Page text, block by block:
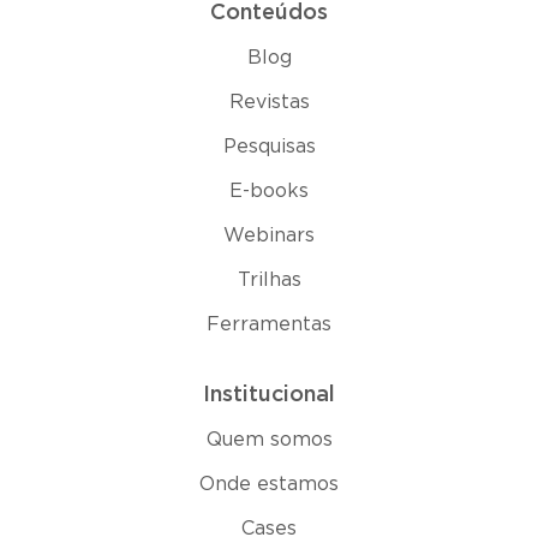
Conteúdos
Blog
Revistas
Pesquisas
E-books
Webinars
Trilhas
Ferramentas
Institucional
Quem somos
Onde estamos
Cases